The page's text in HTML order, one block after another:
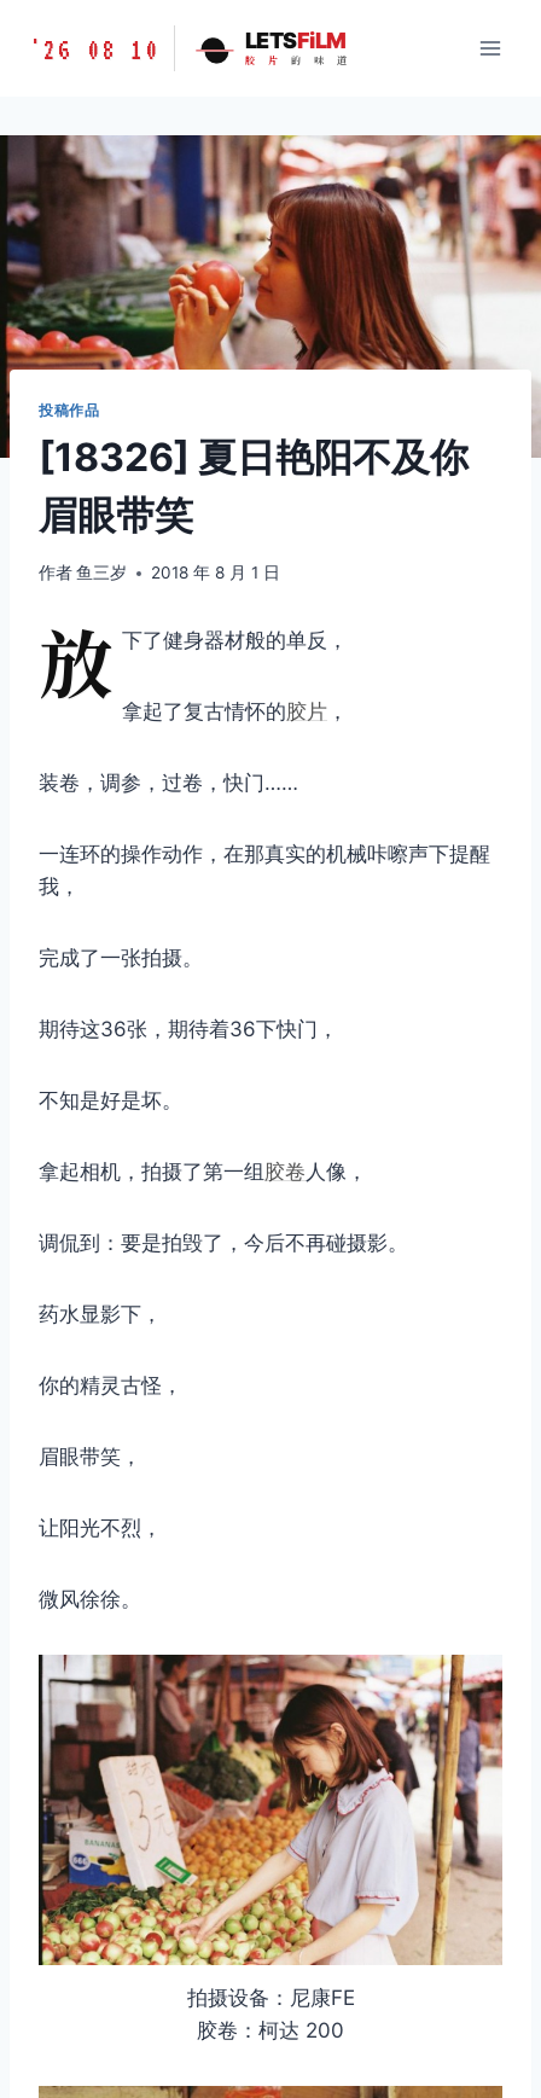
胶
味
LETSFILM
'26 08 10 LETSFiLM
胶 片 的 味 道
投稿作品
[18326] 夏日艳阳不及你
眉眼带笑
作者鱼三岁 2018 年 8 月 1 日
放 下了健身器材般的单反，
拿起了复古情怀的胶片 ，
装卷，调参，过卷，快门……
一连环的操作动作，在那真实的机械咔嚓声下提醒
我，
完成了一张拍摄。
期待这36张，期待着36下快门，
不知是好是坏。
拿起相机，拍摄了第一组 胶卷 人像，
调侃到：要是拍毁了，今后不再碰摄影。
药水显影下，
你的精灵古怪，
眉眼带笑，
让阳光不烈，
微风徐徐。
拍摄设备：尼康FE
胶卷：柯达 200